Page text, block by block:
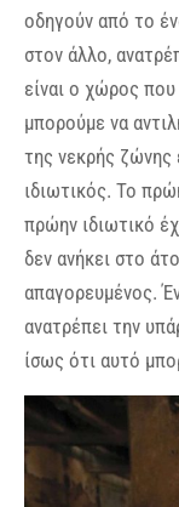
οδηγούν από το
στον άλλο,
είναι ο χώρος
μπορούμε να
της νεκρής ζώνης
ιδιωτικός. Το
πρώην ιδιωτικό
δεν ανήκει στο
απαγορευμένος.
ανατρέπει την
ίσως ότι αυτό